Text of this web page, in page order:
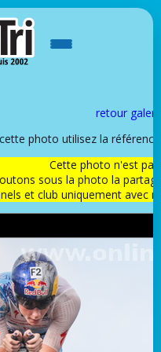
retour
photo utilisez la
Cette photo n'est
sous la photo la
et club uniquement avec